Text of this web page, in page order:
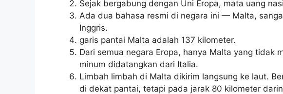
Sejak bergabung dengan Uni Eropa, mata uang
Ada dua bahasa resmi di negara ini — Malta,
Inggris.
garis pantai Malta adalah 137 kilometer.
Dari semua negara Eropa, hanya Malta yang tidak
minum didatangkan dari Italia.
Limbah limbah di Malta dikirim langsung ke laut.
di dekat pantai, tetapi pada jarak 80 kilometer